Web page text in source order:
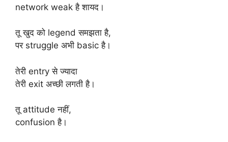
network weak है शायद।
तू खुद को legend समझता है,
पर struggle अभी basic है।
तेरी entry से ज्यादा
तेरी exit अच्छी लगती है।
तू attitude नहीं,
confusion है।